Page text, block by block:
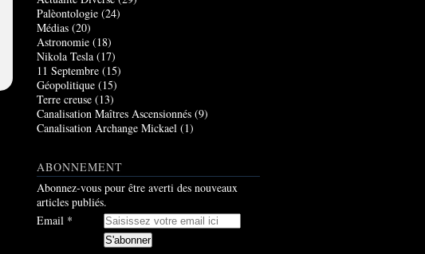
Palèontologie (24)
Médias (20)
Astronomie (18)
Nikola Tesla (17)
11 Septembre (15)
Géopolitique (15)
Terre creuse (13)
Canalisation Maîtres Ascensionnés (9)
Canalisation Archange Mickael (1)
ABONNEMENT
Abonnez-vous pour être averti des nouveaux
articles publiés.
Email